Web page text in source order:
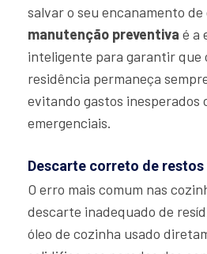
salvar o seu encanamento
manutenção preventiva é a
inteligente para garantir que
residência permaneça
evitando gastos inesperados
emergenciais.
Descarte correto de
O erro mais comum nas
descarte inadequado de
óleo de cozinha usado